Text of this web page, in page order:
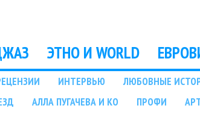
ЭТНО И WORLD
ИНТЕРВЬЮ ЛЮБОВНЫЕ
АЛЛА ПУГАЧЕВА И КО ПРОФИ